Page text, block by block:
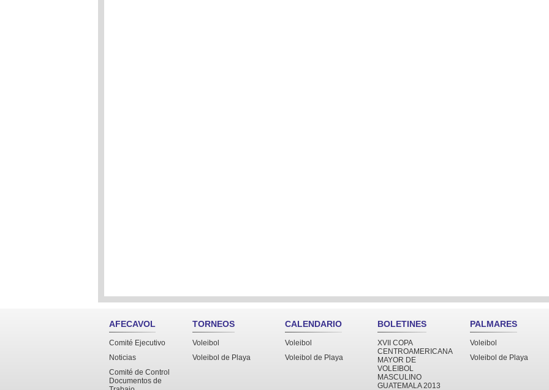
AFECAVOL
Comité Ejecutivo
Noticias
Comité de Control
Documentos de
TORNEOS
Voleibol
Voleibol de Playa
CALENDARIO
Voleibol
Voleibol de Playa
BOLETINES
XVII COPA
CENTROAMERICANA
MAYOR DE
VOLEIBOL
MASCULINO
GUATEMALA 2013
PALMARES
Voleibol
Voleibol de Playa